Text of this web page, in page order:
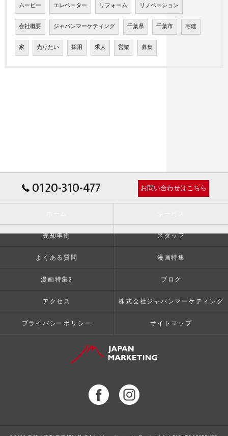
ムービー エレベーター リフォーム リノベーション
会社概要 ジャパンマーケティング 千葉県 千葉市 宅建
家 売りたい 採用 求人 営業 募集
0120-310-477 お問い合わせはこちら
売却事例 スタッフ
よくある質問 漫画特集
漫画特集2 ブログ
アクセス 株式会社ジャパンマーケティング
プライバシーポリシー サイトマップ